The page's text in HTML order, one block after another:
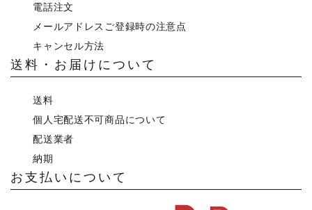
電話注文
メールアドレスご登録時の注意点
キャンセル方法
送料・お届けについて
送料
個人宅配送不可商品について
配送業者
納期
お支払いについて